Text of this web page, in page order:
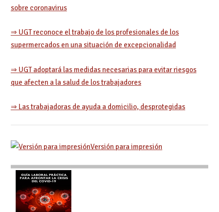
sobre coronavirus
⇒ UGT reconoce el trabajo de los profesionales de los
supermercados en una situación de excepcionalidad
⇒ UGT adoptará las medidas necesarias para evitar riesgos
que afecten a la salud de los trabajadores
⇒ Las trabajadoras de ayuda a domicilio, desprotegidas
Versión para impresión